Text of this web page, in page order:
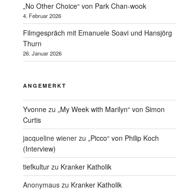
„No Other Choice“ von Park Chan-wook
4. Februar 2026
Filmgespräch mit Emanuele Soavi und Hansjörg
Thurn
26. Januar 2026
ANGEMERKT
Yvonnezu „My Week with Marilyn“ von Simon
Curtis
jacqueline wienerzu „Picco“ von Philip Koch
(Interview)
tiefkulturzu Kranker Katholik
Anonymauszu Kranker Katholik